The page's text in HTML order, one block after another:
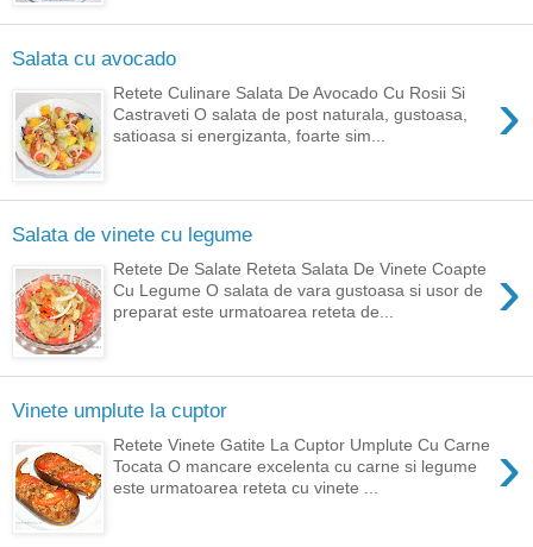
Salata cu avocado
›
Retete Culinare Salata De Avocado Cu Rosii Si
Castraveti O salata de post naturala, gustoasa,
satioasa si energizanta, foarte sim...
Salata de vinete cu legume
›
Retete De Salate Reteta Salata De Vinete Coapte
Cu Legume O salata de vara gustoasa si usor de
preparat este urmatoarea reteta de...
Vinete umplute la cuptor
›
Retete Vinete Gatite La Cuptor Umplute Cu Carne
Tocata O mancare excelenta cu carne si legume
este urmatoarea reteta cu vinete ...